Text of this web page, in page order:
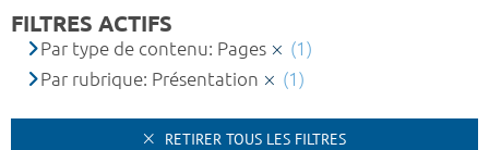
FILTRES ACTIFS
Par type de contenu: Pages
(1)
Par rubrique: Présentation
(1)
RETIRER TOUS LES FILTRES